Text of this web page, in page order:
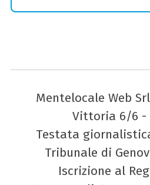
Mentelocale Web
Vittoria 6/6 -
Testata
Tribunale di
Iscrizione al